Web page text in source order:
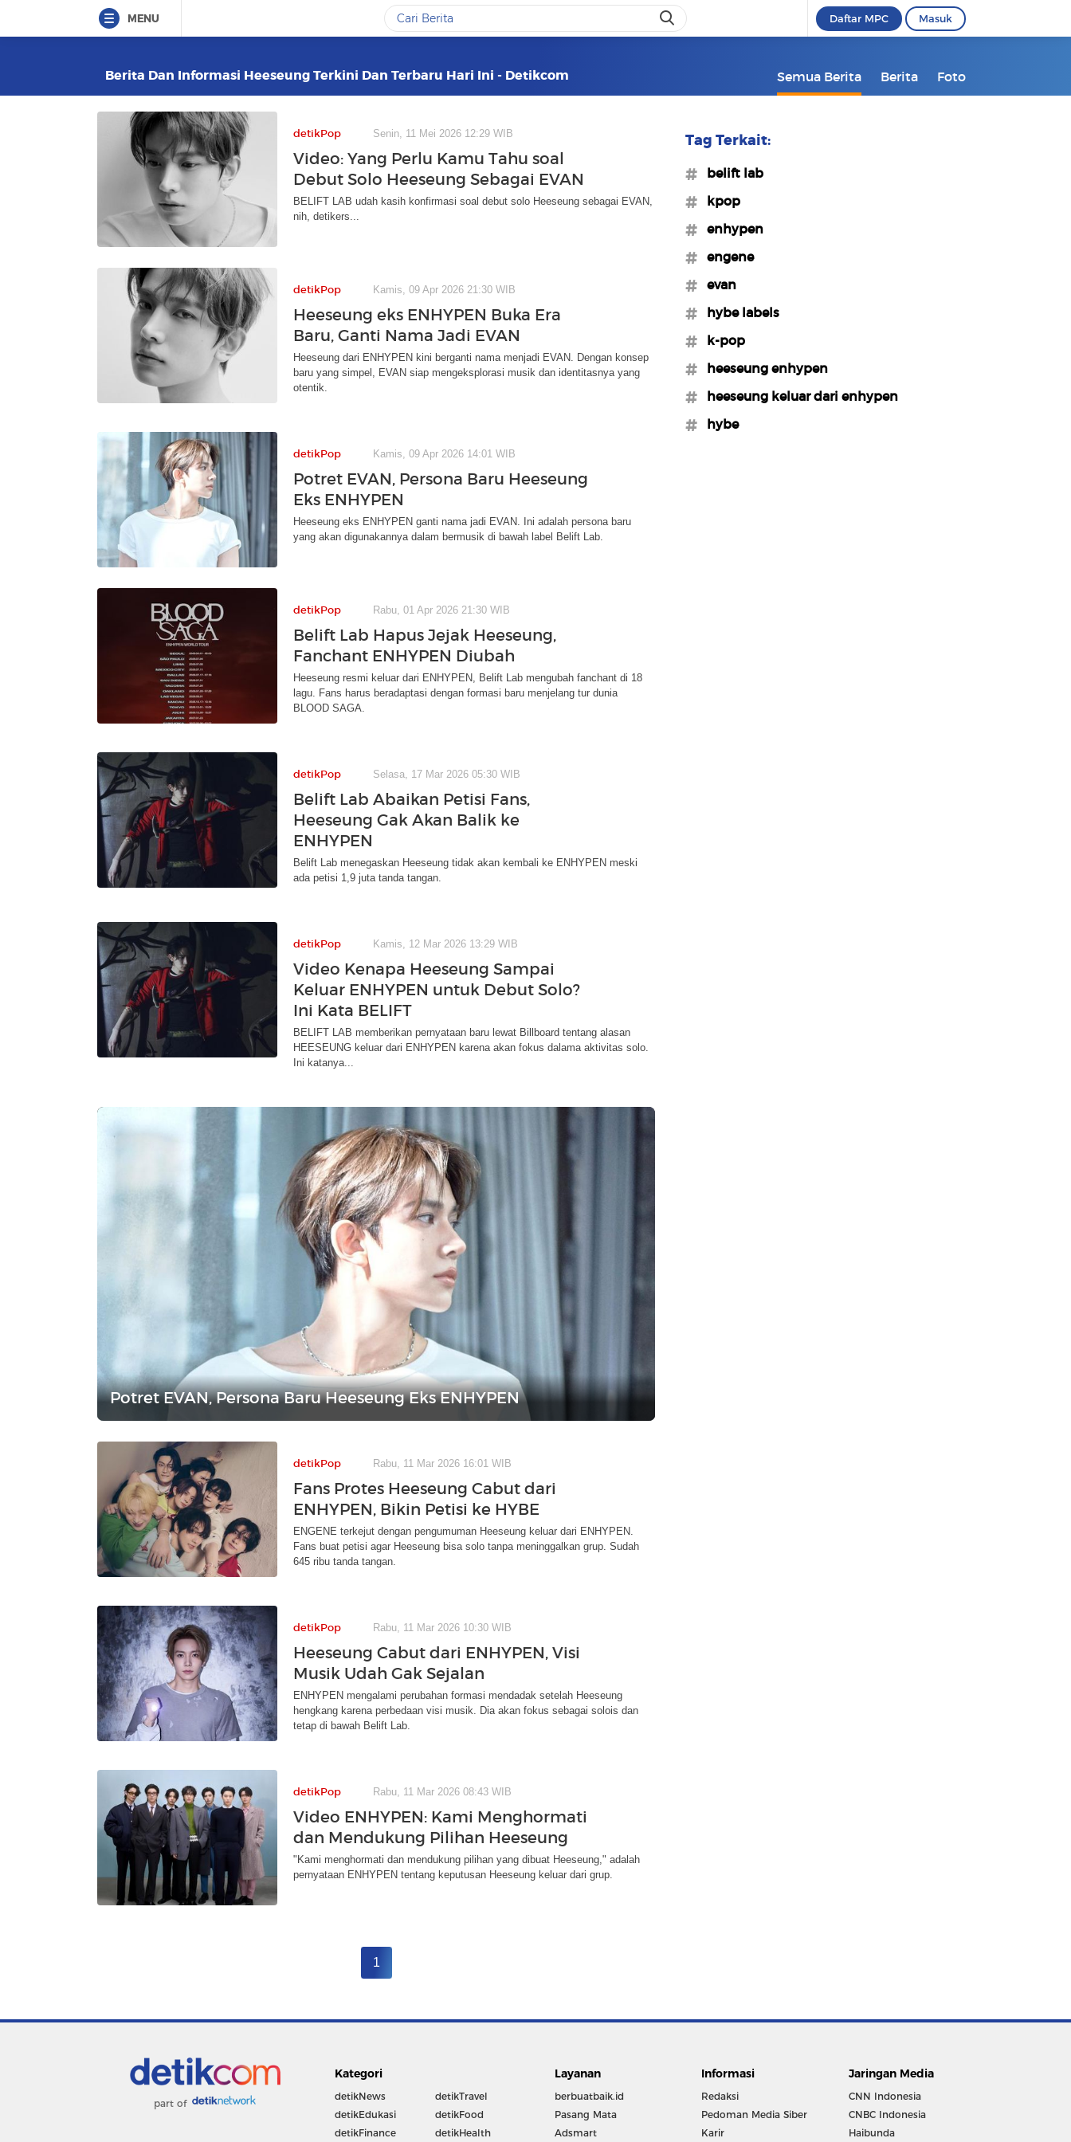
MENU Daftar MPC Masuk
Berita Dan Informasi Heeseung Terkini Dan Terbaru Hari Ini - Detikcom Semua Berita Berita Foto
detikPop Senin, 11 Mei 2026 12:29 WIB
Video: Yang Perlu Kamu Tahu soal
Debut Solo Heeseung Sebagai EVAN
BELIFT LAB udah kasih konfirmasi soal debut solo Heeseung sebagai EVAN,
nih, detikers...
detikPop Kamis, 09 Apr 2026 21:30 WIB
Heeseung eks ENHYPEN Buka Era
Baru, Ganti Nama Jadi EVAN
Heeseung dari ENHYPEN kini berganti nama menjadi EVAN. Dengan konsep
baru yang simpel, EVAN siap mengeksplorasi musik dan identitasnya yang
otentik.
detikPop Kamis, 09 Apr 2026 14:01 WIB
Potret EVAN, Persona Baru Heeseung
Eks ENHYPEN
Heeseung eks ENHYPEN ganti nama jadi EVAN. Ini adalah persona baru
yang akan digunakannya dalam bermusik di bawah label Belift Lab.
detikPop Rabu, 01 Apr 2026 21:30 WIB
Belift Lab Hapus Jejak Heeseung,
Fanchant ENHYPEN Diubah
Heeseung resmi keluar dari ENHYPEN, Belift Lab mengubah fanchant di 18
lagu. Fans harus beradaptasi dengan formasi baru menjelang tur dunia
BLOOD SAGA.
detikPop Selasa, 17 Mar 2026 05:30 WIB
Belift Lab Abaikan Petisi Fans,
Heeseung Gak Akan Balik ke
ENHYPEN
Belift Lab menegaskan Heeseung tidak akan kembali ke ENHYPEN meski
ada petisi 1,9 juta tanda tangan.
detikPop Kamis, 12 Mar 2026 13:29 WIB
Video Kenapa Heeseung Sampai
Keluar ENHYPEN untuk Debut Solo?
Ini Kata BELIFT
BELIFT LAB memberikan pernyataan baru lewat Billboard tentang alasan
HEESEUNG keluar dari ENHYPEN karena akan fokus dalama aktivitas solo.
Ini katanya...
Potret EVAN, Persona Baru Heeseung Eks ENHYPEN
detikPop Rabu, 11 Mar 2026 16:01 WIB
Fans Protes Heeseung Cabut dari
ENHYPEN, Bikin Petisi ke HYBE
ENGENE terkejut dengan pengumuman Heeseung keluar dari ENHYPEN.
Fans buat petisi agar Heeseung bisa solo tanpa meninggalkan grup. Sudah
645 ribu tanda tangan.
detikPop Rabu, 11 Mar 2026 10:30 WIB
Heeseung Cabut dari ENHYPEN, Visi
Musik Udah Gak Sejalan
ENHYPEN mengalami perubahan formasi mendadak setelah Heeseung
hengkang karena perbedaan visi musik. Dia akan fokus sebagai solois dan
tetap di bawah Belift Lab.
detikPop Rabu, 11 Mar 2026 08:43 WIB
Video ENHYPEN: Kami Menghormati
dan Mendukung Pilihan Heeseung
"Kami menghormati dan mendukung pilihan yang dibuat Heeseung," adalah
pernyataan ENHYPEN tentang keputusan Heeseung keluar dari grup.
1
Tag Terkait:
#belift lab
#kpop
#enhypen
#engene
#evan
#hybe labels
#k-pop
#heeseung enhypen
#heeseung keluar dari enhypen
#hybe
part of
Kategori
detikNews
detikEdukasi
detikFinance
detikTravel
detikFood
detikHealth
Layanan
berbuatbaik.id
Pasang Mata
Adsmart
Informasi
Redaksi
Pedoman Media Siber
Karir
Jaringan Media
CNN Indonesia
CNBC Indonesia
Haibunda